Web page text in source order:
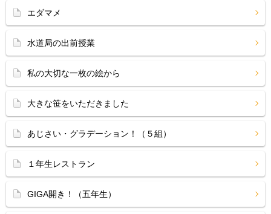
エダマメ
水道局の出前授業
私の大切な一枚の絵から
大きな笹をいただきました
あじさい・グラデーション！（５組）
１年生レストラン
GIGA開き！（五年生）